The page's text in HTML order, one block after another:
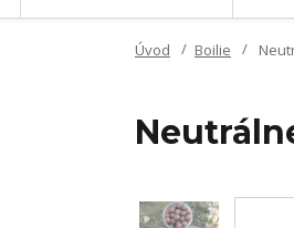
Úvod Boilie